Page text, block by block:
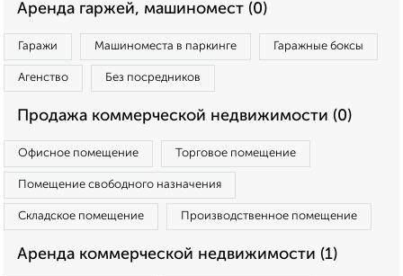
Аренда гаржей, машиномест (0)
Гаражи Машиноместа в паркинге Гаражные боксы
Агенство Без посредников
Продажа коммерческой недвижимости (0)
Офисное помещение Торговое помещение
Помещение свободного назначения
Складское помещение Производственное помещение
Аренда коммерческой недвижимости (1)